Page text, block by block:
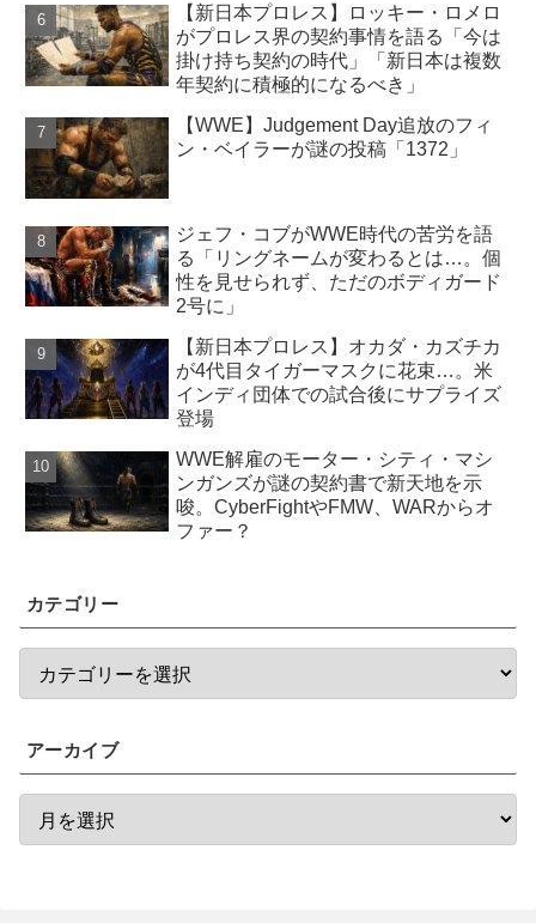
【新日本プロレス】ロッキー・ロメロ
がプロレス界の契約事情を語る「今は
掛け持ち契約の時代」「新日本は複数
年契約に積極的になるべき」
【WWE】Judgement Day追放のフィ
ン・ベイラーが謎の投稿「1372」
ジェフ・コブがWWE時代の苦労を語
る「リングネームが変わるとは…。個
性を見せられず、ただのボディガード
2号に」
【新日本プロレス】オカダ・カズチカ
が4代目タイガーマスクに花束…。米
インディ団体での試合後にサプライズ
登場
WWE解雇のモーター・シティ・マシ
ンガンズが謎の契約書で新天地を示
唆。CyberFightやFMW、WARからオ
ファー？
カテゴリー
アーカイブ